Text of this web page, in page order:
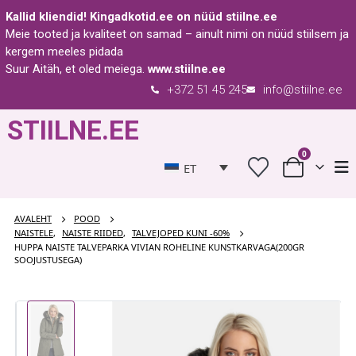
Kallid kliendid! Kingadkotid.ee on nüüd stiilne.ee
Meie tooted ja kvaliteet on samad – ainult nimi on nüüd stiilsem ja
kergem meeles pidada
Suur Aitäh, et oled meiega.www.stiilne.ee
info@stiilne.ee
+372 51 45 245
STIILNE.EE
ET
0
AVALEHT
POOD
NAISTELE, NAISTE RIIDED, TALVEJOPED KUNI -60%
HUPPA NAISTE TALVEPARKA VIVIAN ROHELINE KUNSTKARVAGA(200GR
SOOJUSTUSEGA)